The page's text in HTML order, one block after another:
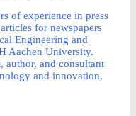
of experience in press
for newspapers
Engineering and
Aachen University.
author, and consultant
and innovation,